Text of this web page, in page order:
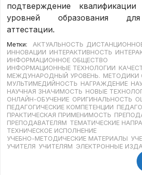
подтверждение
уровней образования
аттестации.
Метки: АКТУАЛЬНОСТЬ
ИННОВАЦИИ ИНТЕРАКТИВНОСТЬ
ИНФОРМАЦИОННОЕ ОБЩЕСТВО
ИНФОРМАЦИОННЫЕ ТЕХНОЛОГИИ
МЕЖДУНАРОДНЫЙ УРОВЕНЬ. МЕТОДИКИ
МУЛЬТИМЕДИЙНОСТЬ НАГРАЖДЕНИЕ
НАУЧНАЯ ЗНАЧИМОСТЬ НОВЫЕ
ОНЛАЙН-ОБУЧЕНИЕ ОРИГИНАЛЬНОСТЬ
ПЕДАГОГИЧЕСКИЕ КОМПЕТЕНЦИИ
ПРАКТИЧЕСКАЯ ПРИМЕНИМОСТЬ
ПРЕПОДАВАТЕЛЯМ ТЕМАТИЧЕСКИЕ
ТЕХНИЧЕСКОЕ ИСПОЛНЕНИЕ
УЧЕБНО-МЕТОДИЧЕСКИЕ МАТЕРИАЛЫ
УЧИТЕЛЯ УЧИТЕЛЯМ ЭЛЕКТРОННЫЕ